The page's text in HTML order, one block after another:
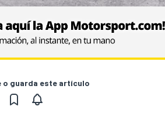
o guarda este artículo